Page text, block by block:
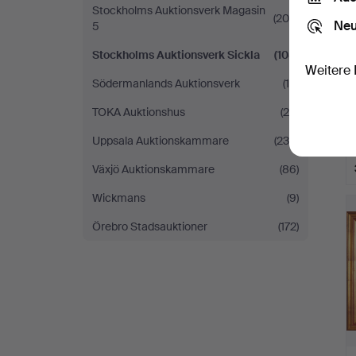
Stockholms Auktionsverk Magasin
5
(204)
Stockholms Auktionsverk Sickla
(108)
Södermanlands Auktionsverk
(18)
TOKA Auktionshus
(25)
Uppsala Auktionskammare
(230)
Växjö Auktionskammare
(86)
Wickmans
(9)
Örebro Stadsauktioner
(172)
Weitere